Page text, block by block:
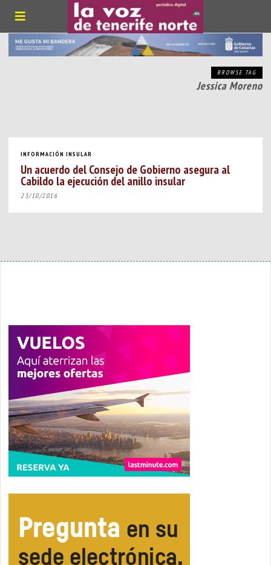
BROWSE TAG
Jessica Moreno
INFORMACIÓN INSULAR
Un acuerdo del Consejo de Gobierno asegura al
Cabildo la ejecución del anillo insular
23/10/2016